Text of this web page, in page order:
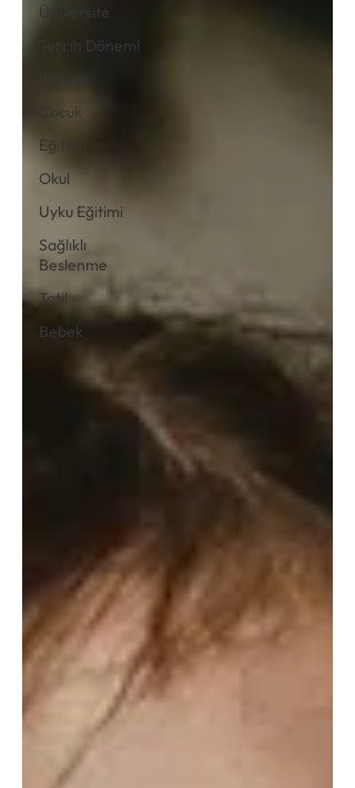
Üniversite
Tercih Dönemi
İletişim
Çocuk
Eğitim
Okul
Uyku Eğitimi
Sağlıklı
Beslenme
Tatil
Bebek